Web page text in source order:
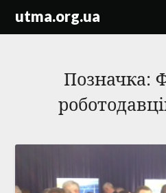
utma.org.ua
Позначка: